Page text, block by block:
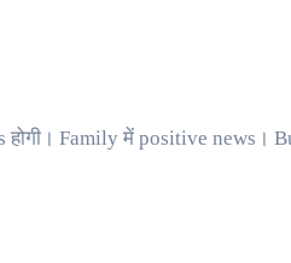
Family में positive news।